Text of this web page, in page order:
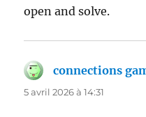
open and solve.
connections
5 avril 2026 à 14:31